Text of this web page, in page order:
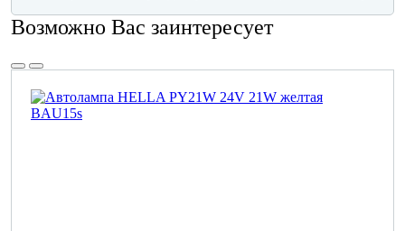
Возможно Вас заинтересует